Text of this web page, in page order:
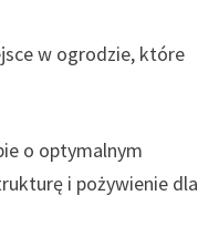
w ogrodzie, które
o optymalnym
i pożywienie dla